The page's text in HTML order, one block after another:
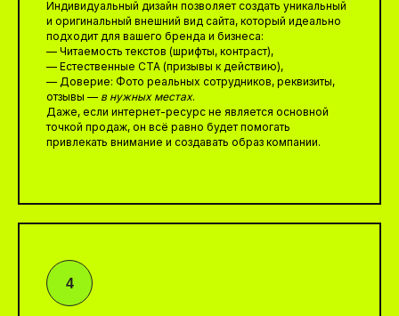
Индивидуальный дизайн позволяет создать уникальный
и оригинальный внешний вид сайта, который идеально
подходит для вашего бренда и бизнеса:
— Читаемость текстов (шрифты, контраст),
— Естественные CTA (призывы к действию),
— Доверие: Фото реальных сотрудников, реквизиты,
отзывы — в нужных местах.
Даже, если интернет-ресурс не является основной
точкой продаж, он всё равно будет помогать
привлекать внимание и создавать образ компании.